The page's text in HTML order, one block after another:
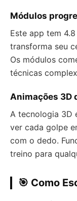
Módulos
Este app tem
transforma seu
Os módulos
técnicas
Animações 3D
A tecnologia 3D
ver cada golpe
com o dedo.
treino para
🎯 Como